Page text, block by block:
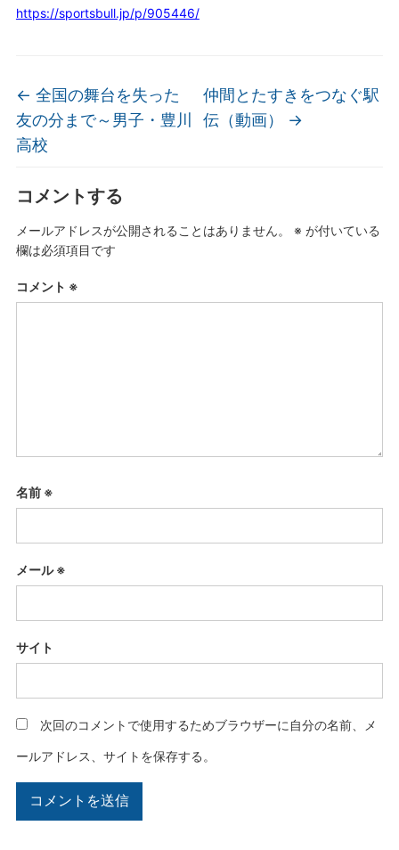
https://sportsbull.jp/p/905446/
← 全国の舞台を失った
友の分まで～男子・豊川
高校
仲間とたすきをつなぐ駅
伝（動画） →
コメントする
メールアドレスが公開されることはありません。 ※ が付いている
欄は必須項目です
コメント ※
名前 ※
メール※
サイト
次回のコメントで使用するためブラウザーに自分の名前、メ
ールアドレス、サイトを保存する。